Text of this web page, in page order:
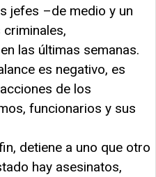
jefes –de medio y un
las últimas semanas.
es negativo, es
de los
funcionarios y sus
detiene a uno que otro
hay asesinatos,